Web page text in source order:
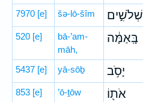
7970 [e] šə-lō-šîm שְׁלֹשִׁ֣ים
520 [e]
bā-’am-
māh,
בָּֽאַמָּ֔ה
5437 [e] yā-sōḇ יָסֹ֥ב
853 [e] ’ō-ṯōw אֹת֖וֹ